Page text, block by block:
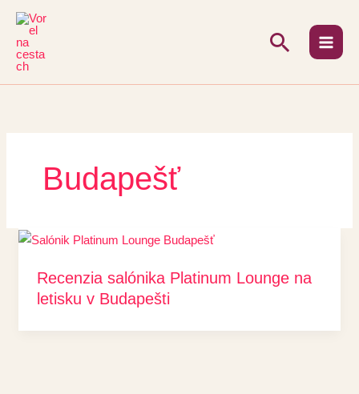
Preskočiť
obsah
Hľadať
Budapešť
Recenzia salónika Platinum Lounge na
letisku v Budapešti